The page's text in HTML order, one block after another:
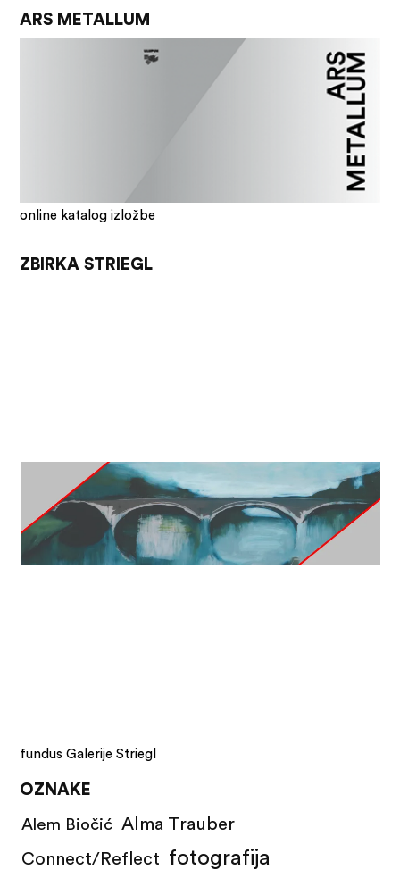
ARS METALLUM
online katalog izložbe
ZBIRKA STRIEGL
fundus Galerije Striegl
OZNAKE
Alem Biočić Alma Trauber
Connect/Reflect fotografija